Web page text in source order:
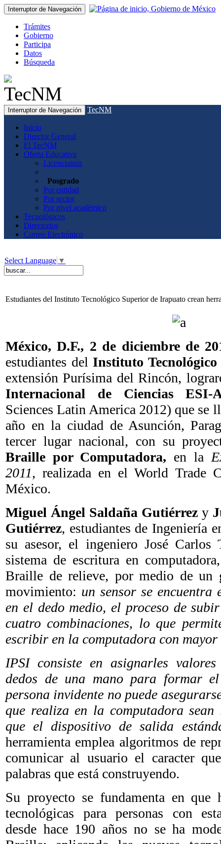
Interruptor de Navegación
Trámites
Gobierno
Participa
Datos
Búsqueda
Interruptor de Navegación TecNM
Inicio
Director General
El TecNM
Oferta Educativa
Licenciatura
Posgrado
Por entidad
Por sector
Por nivel académico
Tecnológicos
Directorios
Correo Electrónico
Select Language ▼
Estudiantes del Instituto Tecnológico Superior de Irapuato crean
México, D.F., 2 de diciembre de
estudiantes del Instituto
extensión Purísima del Rincón,
Internacional de Ciencias ESI-
Sciences Latin America 2012) que se
año en la ciudad de Asunción,
tercer lugar nacional, con su
Braille por Computadora, en la
2011, realizada en el World Trade
México.
Miguel Ángel Saldaña Gutiérrez y
Gutiérrez, estudiantes de Ingeniería
su asesor, el ingeniero José Carlos
sistema de escritura en
Braille de relieve, por medio de un
movimiento: un sensor se
en el dedo medio, el proceso de
cuatro combinaciones, lo que
escribir en la computadora con
IPSI consiste en asignarles
dedos de una mano para formar
persona invidente no puede
que realiza en la computadora
que el dispositivo de salida
herramienta emplea algoritmos de
comunicar al usuario el caracter
palabras que está construyendo.
Su proyecto se fundamenta en que
tecnológicas para personas con
desde hace 190 años no se ha